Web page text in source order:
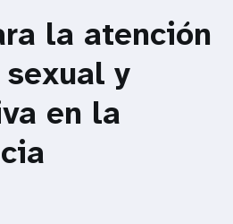
la atención
y
en la